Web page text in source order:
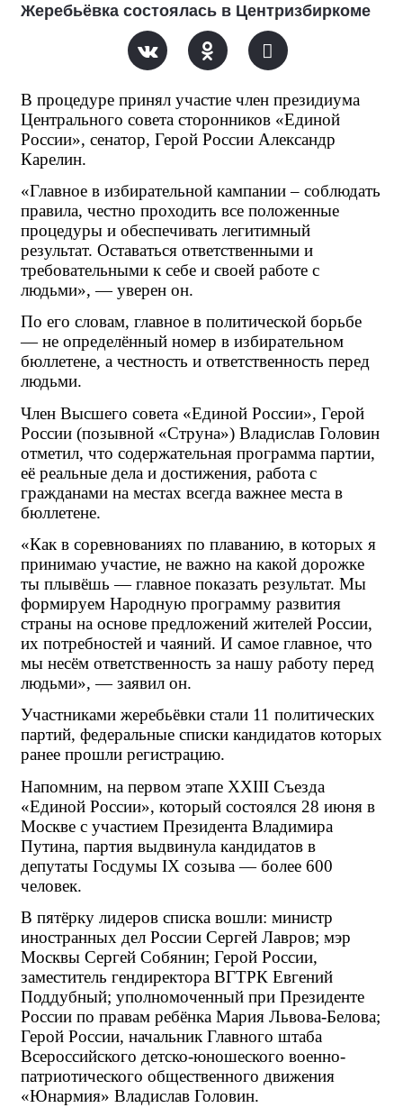
Жеребьёвка состоялась в Центризбиркоме
В процедуре принял участие член президиума
Центрального совета сторонников «Единой
России», сенатор, Герой России Александр
Карелин.
«Главное в избирательной кампании – соблюдать
правила, честно проходить все положенные
процедуры и обеспечивать легитимный
результат. Оставаться ответственными и
требовательными к себе и своей работе с
людьми», — уверен он.
По его словам, главное в политической борьбе
— не определённый номер в избирательном
бюллетене, а честность и ответственность перед
людьми.
Член Высшего совета «Единой России», Герой
России (позывной «Струна») Владислав Головин
отметил, что содержательная программа партии,
её реальные дела и достижения, работа с
гражданами на местах всегда важнее места в
бюллетене.
«Как в соревнованиях по плаванию, в которых я
принимаю участие, не важно на какой дорожке
ты плывёшь — главное показать результат. Мы
формируем Народную программу развития
страны на основе предложений жителей России,
их потребностей и чаяний. И самое главное, что
мы несём ответственность за нашу работу перед
людьми», — заявил он.
Участниками жеребьёвки стали 11 политических
партий, федеральные списки кандидатов которых
ранее прошли регистрацию.
Напомним, на первом этапе XXIII Съезда
«Единой России», который состоялся 28 июня в
Москве с участием Президента Владимира
Путина, партия выдвинула кандидатов в
депутаты Госдумы IX созыва — более 600
человек.
В пятёрку лидеров списка вошли: министр
иностранных дел России Сергей Лавров; мэр
Москвы Сергей Собянин; Герой России,
заместитель гендиректора ВГТРК Евгений
Поддубный; уполномоченный при Президенте
России по правам ребёнка Мария Львова-Белова;
Герой России, начальник Главного штаба
Всероссийского детско-юношеского военно-
патриотического общественного движения
«Юнармия» Владислав Головин.